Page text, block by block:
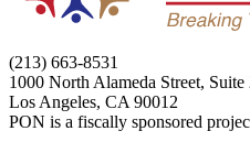
(213) 663-8531
1000 North Alameda Street, Suite
Los Angeles, CA 90012
PON is a fiscally sponsored